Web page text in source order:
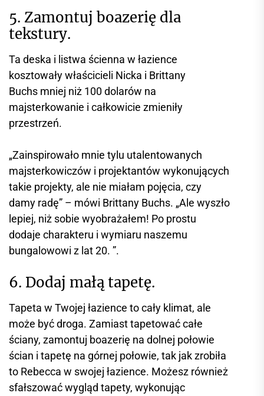
5. Zamontuj boazerię dla
tekstury.
Ta deska i listwa ścienna w łazience
kosztowały właścicieli Nicka i Brittany
Buchs mniej niż 100 dolarów na
majsterkowanie i całkowicie zmieniły
przestrzeń.
„Zainspirowało mnie tylu utalentowanych
majsterkowiczów i projektantów wykonujących
takie projekty, ale nie miałam pojęcia, czy
damy radę” – mówi Brittany Buchs. „Ale wyszło
lepiej, niż sobie wyobrażałem! Po prostu
dodaje charakteru i wymiaru naszemu
bungalowowi z lat 20. ”.
6. Dodaj małą tapetę.
Tapeta w Twojej łazience to cały klimat, ale
może być droga. Zamiast tapetować całe
ściany, zamontuj boazerię na dolnej połowie
ścian i tapetę na górnej połowie, tak jak zrobiła
to Rebecca w swojej łazience. Możesz również
sfałszować wygląd tapety, wykonując